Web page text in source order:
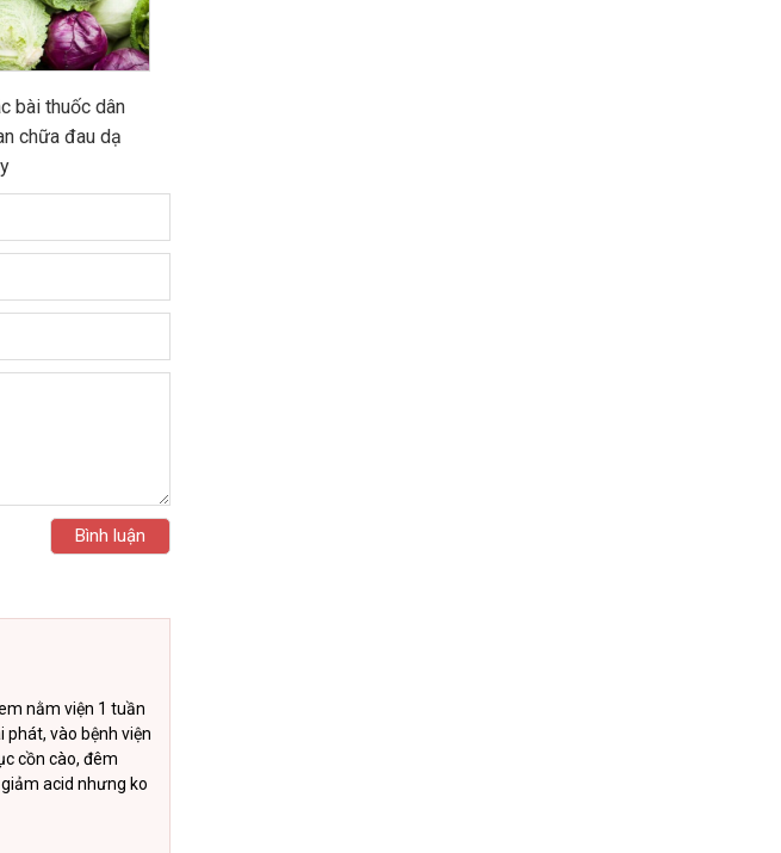
bài thuốc dân
chữa đau dạ
nằm viện 1 tuần
phát, vào bệnh viện
cồn cào, đêm
acid nhưng ko